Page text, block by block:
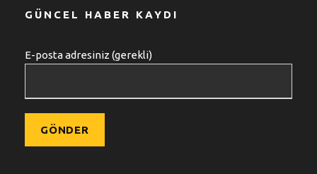
GÜNCEL HABER KAYDI
E-posta adresiniz (gerekli)